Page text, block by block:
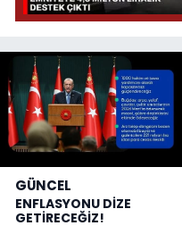
GÜNCEL
ENFLASYONU DİZE
GETİRECEĞİZ!